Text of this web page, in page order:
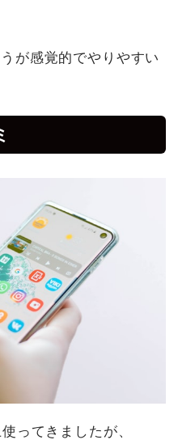
が感覚的でやりやすい
ってきましたが、